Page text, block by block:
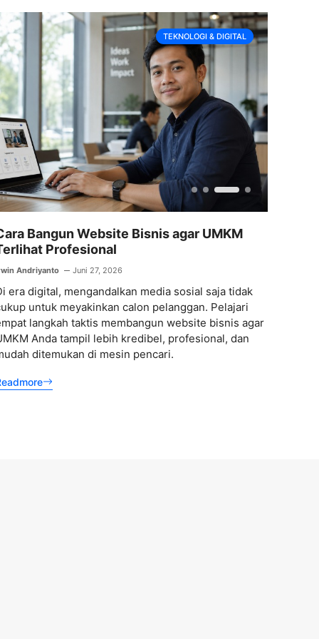
TEKNOLOGI & DIGITAL
Bangun Website Bisnis agar UMKM
Profesional
Andriyanto Juni 27, 2026
era digital, mengandalkan media sosial saja tidak
untuk meyakinkan calon pelanggan. Pelajari
langkah taktis membangun website bisnis agar
Anda tampil lebih kredibel, profesional, dan
ditemukan di mesin pencari.